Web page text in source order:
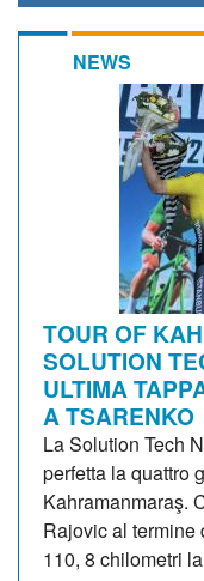
NEWS
TOUR OF
SOLUTION
ULTIMA
A TSARENKO
La Solution Tech
perfetta la quattro
Kahramanmaraş.
Rajovic al termine
110, 8 chilometri